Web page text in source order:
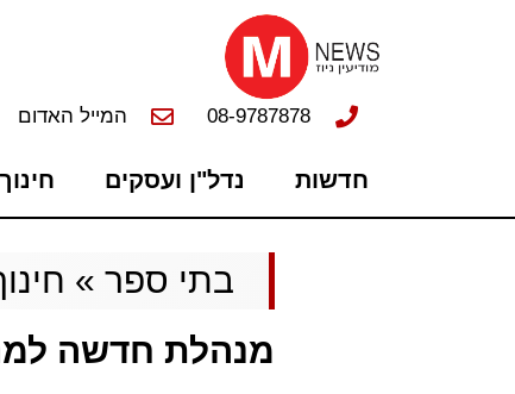
08-9787878 המייל האדום
חדשות נדל"ן ועסקים
בתי ספר »
מנהלת חדשה